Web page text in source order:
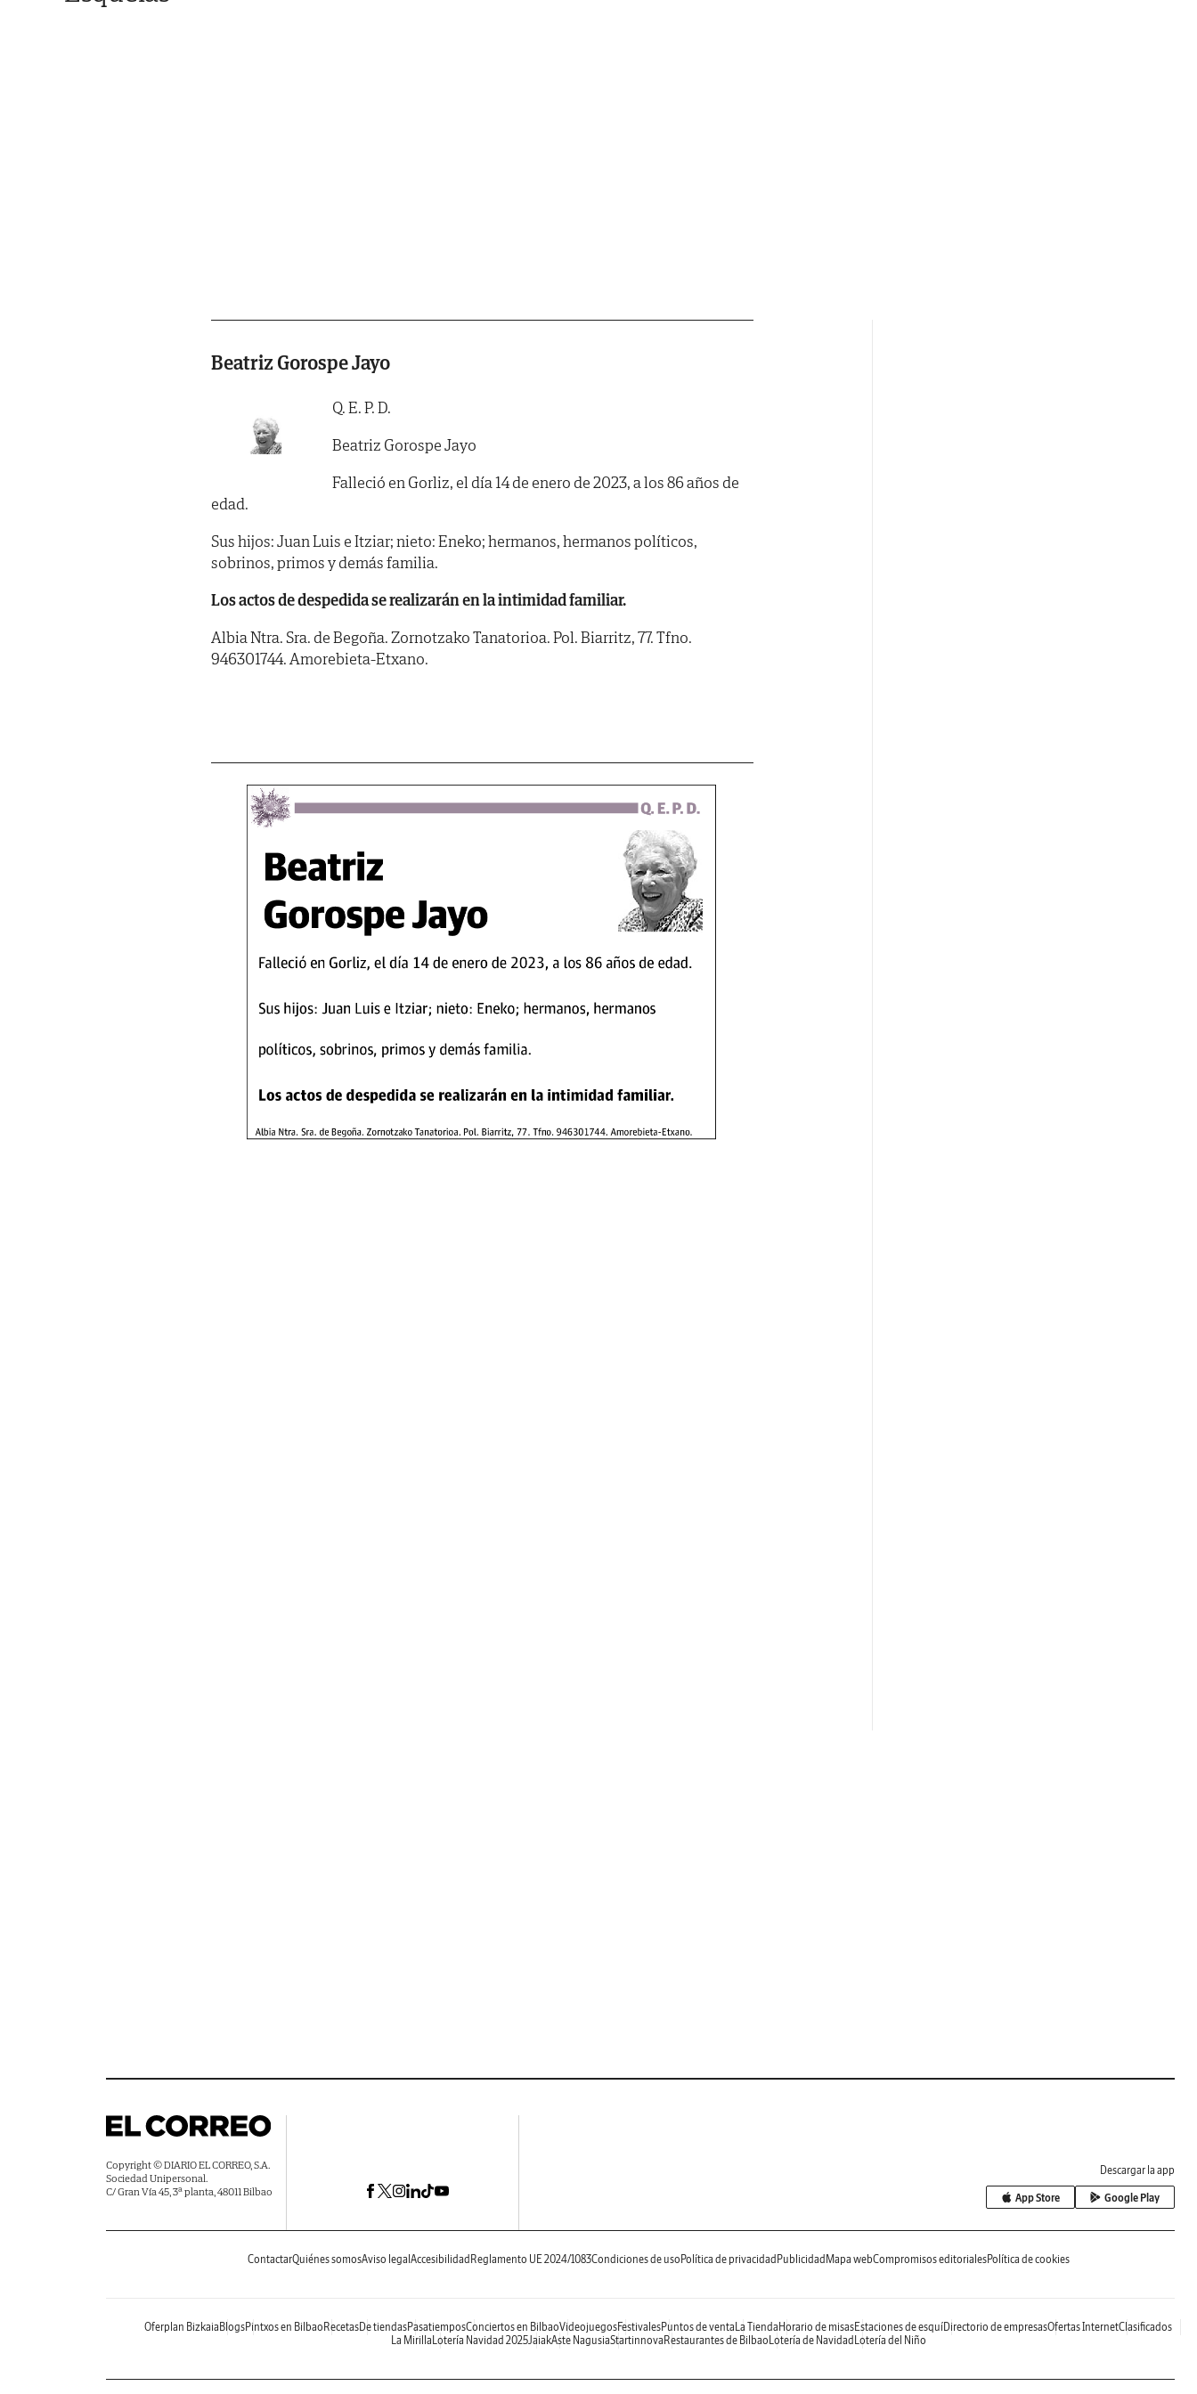
Beatriz Gorospe Jayo
Q. E. P. D.
Beatriz Gorospe Jayo
Falleció en Gorliz, el día 14 de enero de 2023, a los 86 años de
edad.
Sus hijos: Juan Luis e Itziar; nieto: Eneko; hermanos, hermanos políticos,
sobrinos, primos y demás familia.
Los actos de despedida se realizarán en la intimidad familiar.
Albia Ntra. Sra. de Begoña. Zornotzako Tanatorioa. Pol. Biarritz, 77. Tfno.
946301744. Amorebieta-Etxano.
Copyright © DIARIO EL CORREO, S.A.
Sociedad Unipersonal.
C/ Gran Vía 45, 3ª planta, 48011 Bilbao
Descargar la app
App Store Google Play
ContactarQuiénes somosAviso legal Accesibilidad Reglamento UE 2024/1083Condiciones de uso Política de privacidad Publicidad Mapa webCompromisos editorialesPolítica de cookies
Oferplan Bizkaia BlogsPintxos en Bilbao RecetasDe tiendasPasatiemposConciertos en BilbaoVideojuegosFestivalesPuntos de venta La Tienda Horario de misasEstaciones de esquíDirectorio de empresasOfertas InternetClasificados
La Mirilla Lotería Navidad 2025JaiakAste NagusiaStartinnova Restaurantes de Bilbao Lotería de Navidad Lotería del Niño